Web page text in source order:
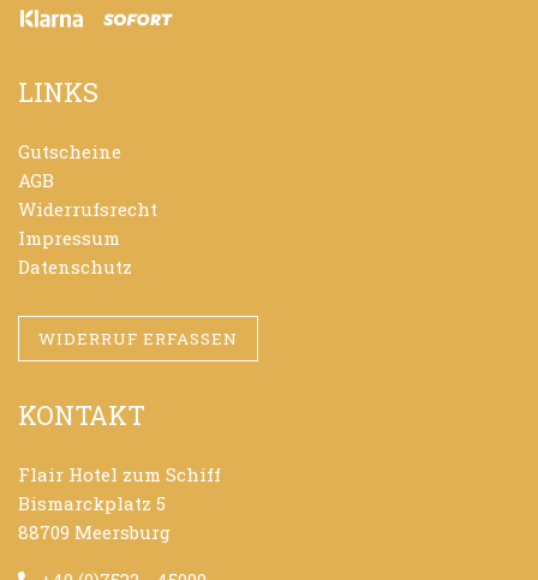
LINKS
Gutscheine
AGB
Widerrufsrecht
Impressum
Datenschutz
WIDERRUF ERFASSEN
KONTAKT
Flair Hotel zum Schiff
Bismarckplatz 5
88709 Meersburg